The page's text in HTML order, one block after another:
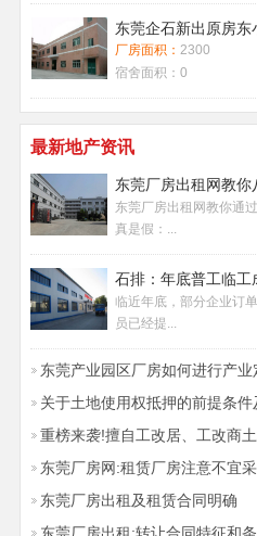
东莞企石新出原房东
厂房面积： 2300
宿舍面积： 0
最新地产资讯
东莞厂房出租网教你
东莞厂房出租网教你通
真是假：...
石排：年底普工临工
临近年底，部分企业订
员已经提...
东莞产业园区厂房如何进行产
关于土地使用权抵押的前提条件
重榜来袭!擅自工改居、工改商
东莞厂房网:租赁厂房注意不宜
东莞厂房出租及租赁合同明确